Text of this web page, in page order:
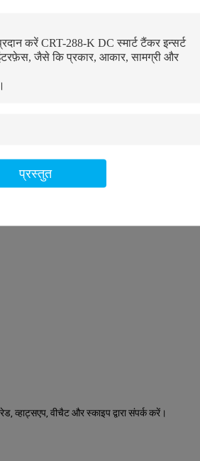
प्रस्तुत
वीचैट और स्काइप द्वारा संपर्क करें।